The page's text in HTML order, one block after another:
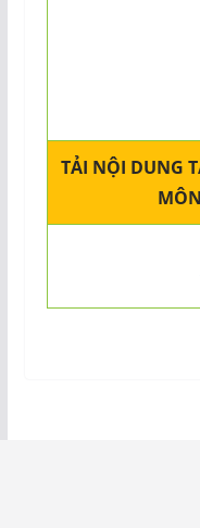
TẢI NỘI DUNG